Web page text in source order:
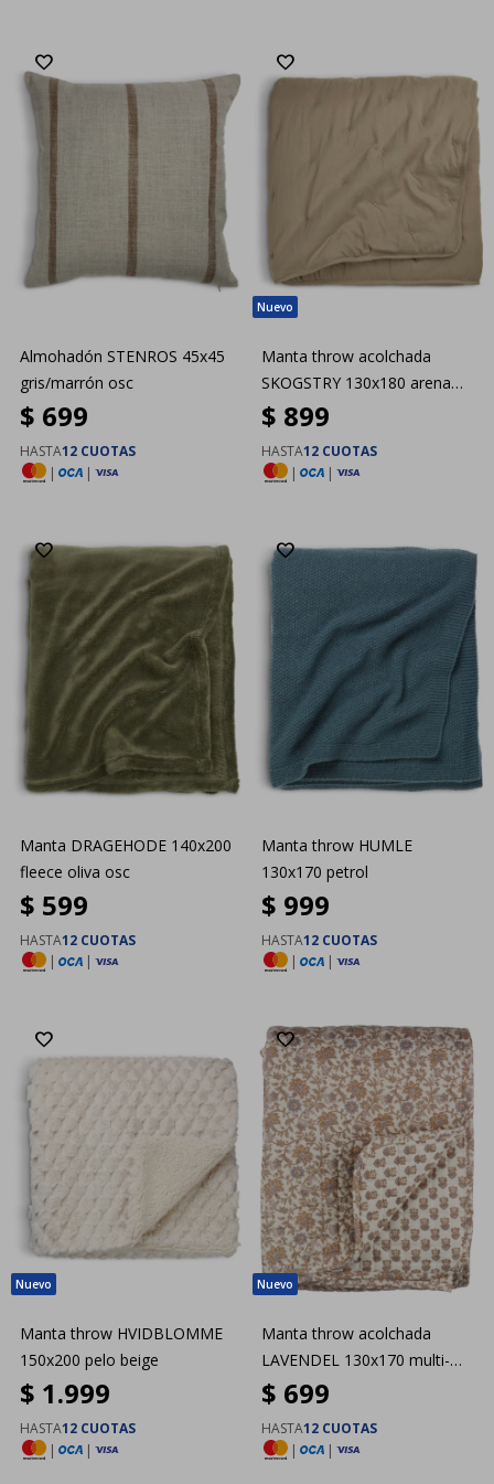
Almohadón STENROS 45x45
gris/marrón osc
$ 699
HASTA12 CUOTAS
|
|
Manta throw acolchada
SKOGSTRY 130x180 arena
osc
$ 899
HASTA12 CUOTAS
|
|
Manta DRAGEHODE 140x200
fleece oliva osc
$ 599
HASTA12 CUOTAS
|
|
Manta throw HUMLE
130x170 petrol
$ 999
HASTA12 CUOTAS
|
|
Manta throw HVIDBLOMME
150x200 pelo beige
$ 1.999
HASTA12 CUOTAS
|
|
Manta throw acolchada
LAVENDEL 130x170 multi-
color
$ 699
HASTA12 CUOTAS
|
|